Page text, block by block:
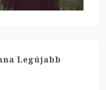
Legújabb